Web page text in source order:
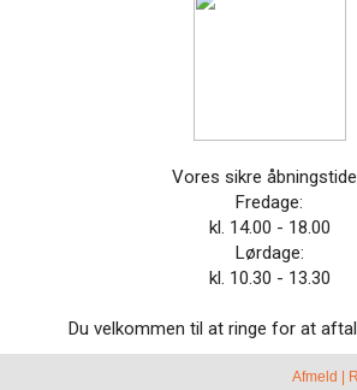
Vores sikre
Fredage:
kl. 14.00 - 18.00
Lørdage:
kl. 10.30 - 13.30
Du velkommen til at ringe for at
Afmeld